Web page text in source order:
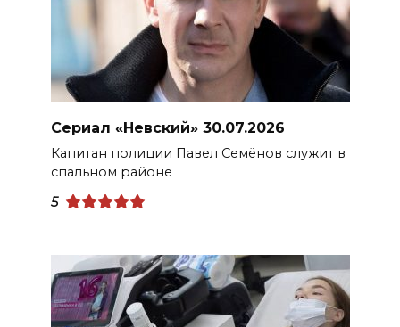
Сериал «Невский» 30.07.2026
Капитан полиции Павел Семёнов служит в
спальном районе
5